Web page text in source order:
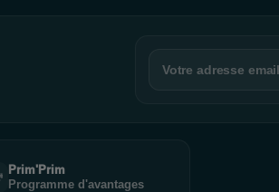
Prim'Prim
Programme d'avantages